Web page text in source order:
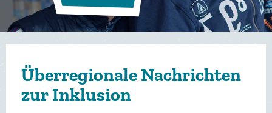
Überregionale Nachrichten
zur Inklusion